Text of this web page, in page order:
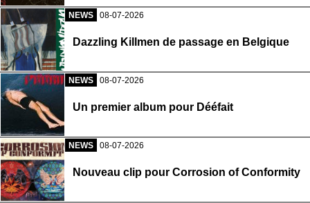
NEWS 08-07-2026
Dazzling Killmen de passage en Belgique
NEWS 08-07-2026
Un premier album pour Dééfait
NEWS 08-07-2026
Nouveau clip pour Corrosion of Conformity